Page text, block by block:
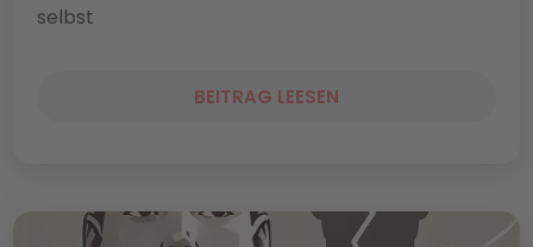
selbst
BEITRAG LEESEN